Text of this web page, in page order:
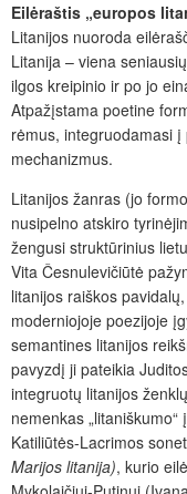
Eilėraštis „europos
Litanijos nuoroda
Litanija – viena
ilgos kreipinio ir po jo
Atpažįstama poetine
rėmus, integruodamasi
mechanizmus.
Litanijos žanras (jo
nusipelno atskiro
žengusi struktūrinius
Vita Česnulevičiūtė
litanijos raiškos
moderniojoje poezijoje
semantines litanijos
pavyzdį ji pateikia
integruotų litanijos
nemenkas
Katiliūtės-Lacrimos
Marijos litanija), kurio